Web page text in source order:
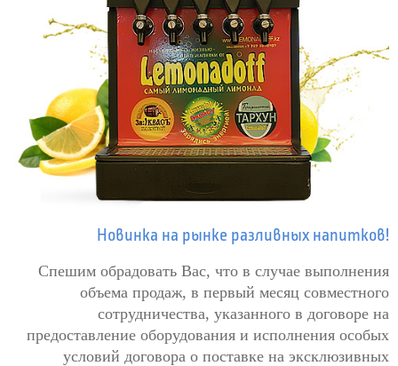
Новинка на рынке разливных напитков!
Спешим обрадовать Вас, что в случае выполнения
объема продаж, в первый месяц совместного
сотрудничества, указанного в договоре на
предоставление оборудования и исполнения особых
условий договора о поставке на эксклюзивных